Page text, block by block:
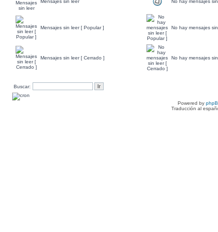
Mensajes sin leer No hay mensajes
Mensajes sin leer [ Popular ] No hay mensajes
Mensajes sin leer [ Cerrado ] No hay mensajes
Buscar:
Powered by
Traducción al